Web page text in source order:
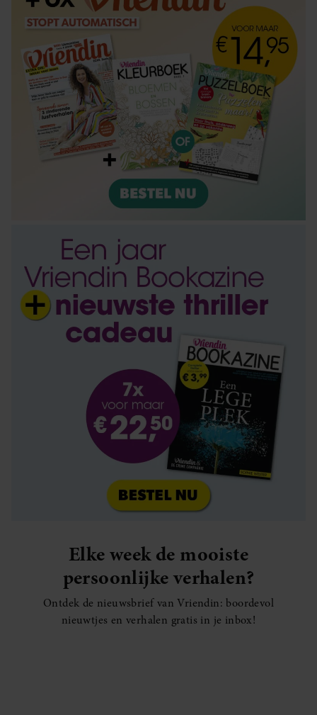
Elke week de mooiste
persoonlijke verhalen?
Ontdek de nieuwsbrief van Vriendin: boordevol
nieuwtjes en verhalen gratis in je inbox!